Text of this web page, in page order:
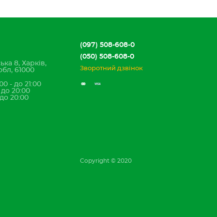
8, Харків,
61000
- до 21:00
20:00
20:00
(097) 508-608-0
(050) 508-608-0
Зворотний дзвінок
Copyright © 2020